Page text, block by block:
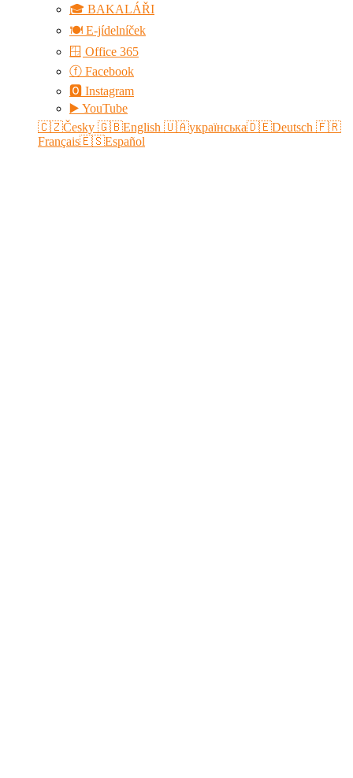
🎓 BAKALÁŘI
🍽️ E-jídelníček
🪟 Office 365
ⓕ Facebook
🅾 Instagram
▶️ YouTube
🇨🇿Česky 🇬🇧English 🇺🇦українська🇩🇪Deutsch 🇫🇷
Français🇪🇸Español